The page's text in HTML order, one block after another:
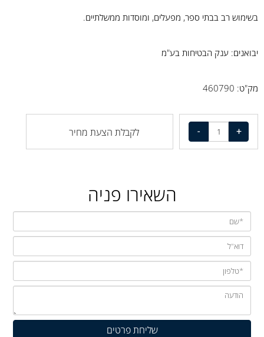
בשימוש רב בבתי ספר, מפעלים, ומוסדות ממשלתיים.
יבואנים: ענק הבטיחות בע"מ
מק"ט: 460790
לקבלת הצעת מחיר
השאירו פניה